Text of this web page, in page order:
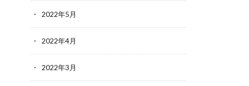
2022年5月
2022年4月
2022年3月